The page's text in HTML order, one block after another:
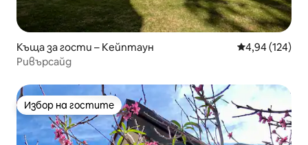
Къща за гости – Кейптаун Средна
4,94 (124)
Ривърсайд
Избор на гостите
Избор на гостите